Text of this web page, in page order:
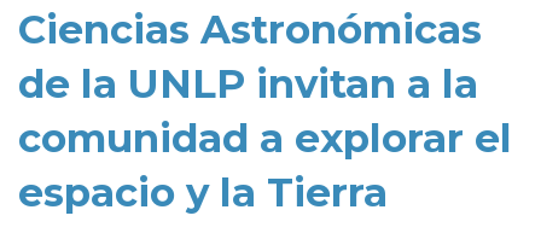
Ciencias Astronómicas
de la UNLP invitan a la
comunidad a explorar el
espacio y la Tierra